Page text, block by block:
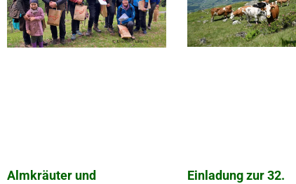
Almkräuter und
Einladung zur 32.